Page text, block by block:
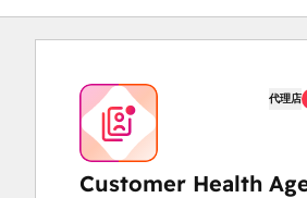
代理店
Customer Health